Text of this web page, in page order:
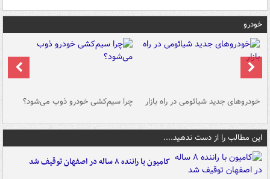
خودرو
خودروهای جدید شیائومی در راه بازار چرا سیم‌کشی خودرو ذوب می‌شود؟
این مطالب را از دست ندهید....
کامیون با راننده ۸ ساله در اصفهان توقیف شد